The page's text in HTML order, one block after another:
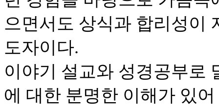
으면서도 상식과 합리성이
도자이다.
이야기 설교와 성경공부로
에 대한 분명한 이해가 있